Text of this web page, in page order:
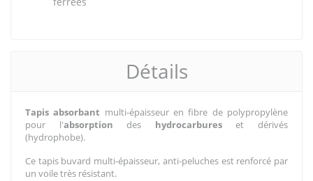
Détails
Tapis absorbant multi-épaisseur en fibre de polypropylène
pour l'absorption des hydrocarbureset dérivés
(hydrophobe).
Ce tapis buvard multi-épaisseur, anti-peluches est renforcé par
un voile très résistant.